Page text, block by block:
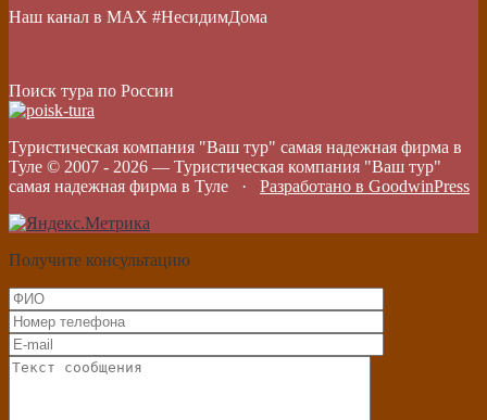
Наш канал в МАХ #НесидимДома
Поиск тура по России
Туристическая компания "Ваш тур" самая надежная фирма в
Туле © 2007 - 2026 — Туристическая компания "Ваш тур"
самая надежная фирма в Туле · Разработано в GoodwinPress
Получите консультацию